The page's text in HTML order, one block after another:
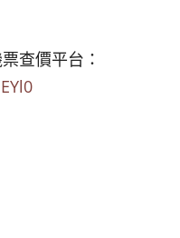
查價平台：